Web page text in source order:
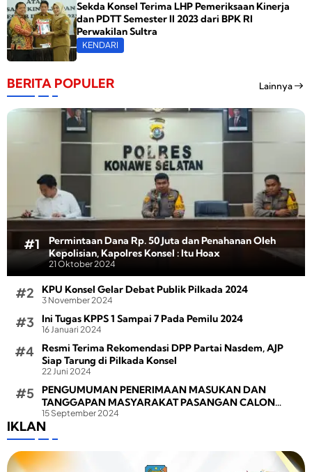
Sekda Konsel Terima LHP Pemeriksaan Kinerja
dan PDTT Semester II 2023 dari BPK RI
Perwakilan Sultra
KENDARI
BERITA POPULER Lainnya
Permintaan Dana Rp. 50 Juta dan Penahanan Oleh
Kepolisian, Kapolres Konsel : Itu Hoax
21 Oktober 2024
KPU Konsel Gelar Debat Publik Pilkada 2024
3 November 2024
Ini Tugas KPPS 1 Sampai 7 Pada Pemilu 2024
16 Januari 2024
Resmi Terima Rekomendasi DPP Partai Nasdem, AJP
Siap Tarung di Pilkada Konsel
22 Juni 2024
PENGUMUMAN PENERIMAAN MASUKAN DAN
TANGGAPAN MASYARAKAT PASANGAN CALON
BUPATI DAN WAKIL BUPATI PADA PEMILIHAN BUPATI
DAN WAKIL BUPATI KONAWE SELATAN TAHUN 2024
15 September 2024
IKLAN